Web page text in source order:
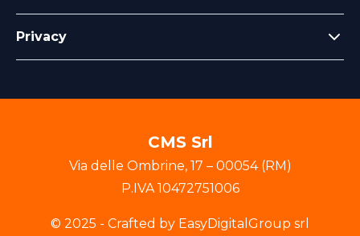
Privacy
CMS Srl
Via delle Ombrine, 17 – 00054(RM)
P.IVA10472751006
© 2025 - Crafted by EasyDigitalGroup srl